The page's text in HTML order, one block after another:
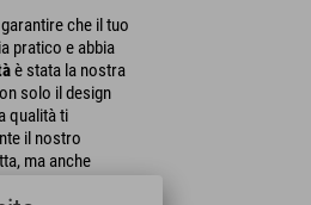
che il tuo
pratico e abbia
è stata la nostra
solo il design
qualità ti
il nostro
ma anche
sostanze